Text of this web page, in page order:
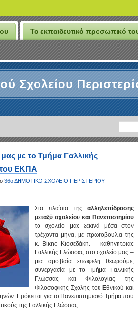
Το εκπαιδευτικό προσωπικό
Σχολείου
με το Τμήμα Γαλλικής
του ΕΚΠΑ
36ο ΔΗΜΟΤΙΚΟ ΣΧΟΛΕΙΟ ΠΕΡΙΣΤΕΡΙΟΥ
Στα πλαίσια της αλληλεπίδρασης
μεταξύ σχολείου και Πανεπιστημίου
το σχολείο μας ξεκινά μέσα στον
τρέχοντα μήνα, με πρωτοβουλία της
κ. Βίκης Κιοσεδάκη, – καθηγήτριας
Γαλλικής Γλώσσας στο σχολείο μας –
μια αμοιβαία επωφελή θεωρούμε,
συνεργασία με το Τμήμα Γαλλικής
Γλώσσας και Φιλολογίας της
Φιλοσοφικής Σχολής του Εθνικού και
Πρόκειται για το Πανεπιστημιακό Τμήμα που
της Γαλλικής Γλώσσας.